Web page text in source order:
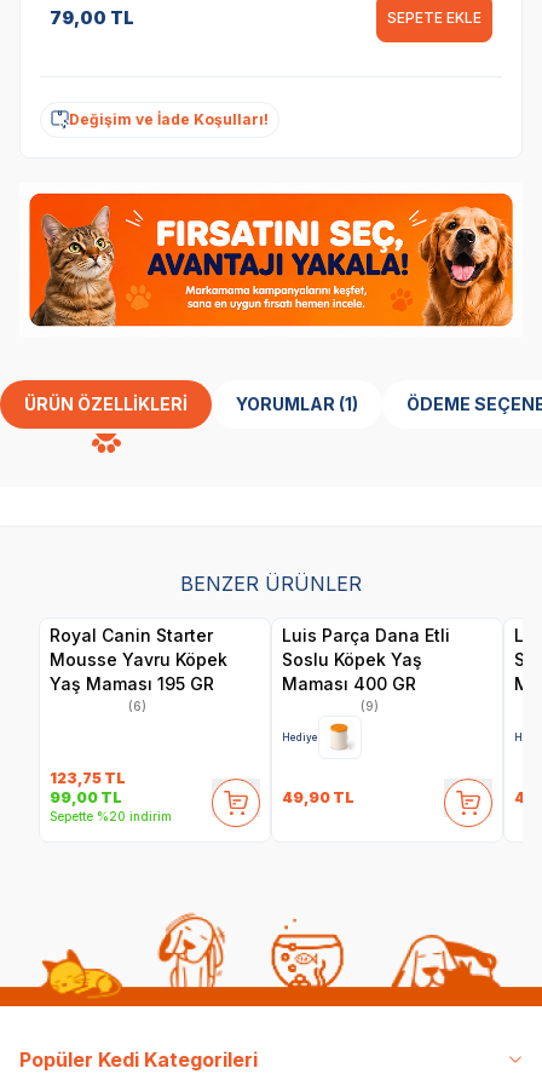
79,00 TL SEPETE EKLE
Değişim ve İade Koşulları!
ÜRÜN ÖZELLIKLERI YORUMLAR (1) ÖDEME
BENZER ÜRÜNLER
Royal Canin Starter
Mousse Yavru Köpek
Yaş Maması 195 GR
(6)
123,75 TL
99,00 TL
Sepette %20 indirim
Luis Parça Dana Etli
Soslu Köpek Yaş
Maması 400 GR
(9)
Hediye
49,90 TL
Popüler Kedi Kategorileri